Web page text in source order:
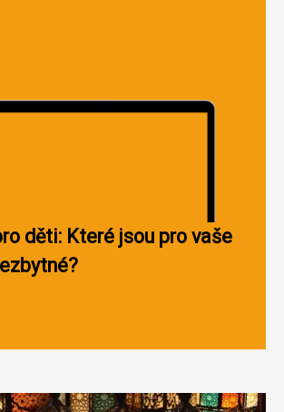
děti: Které jsou pro vaše